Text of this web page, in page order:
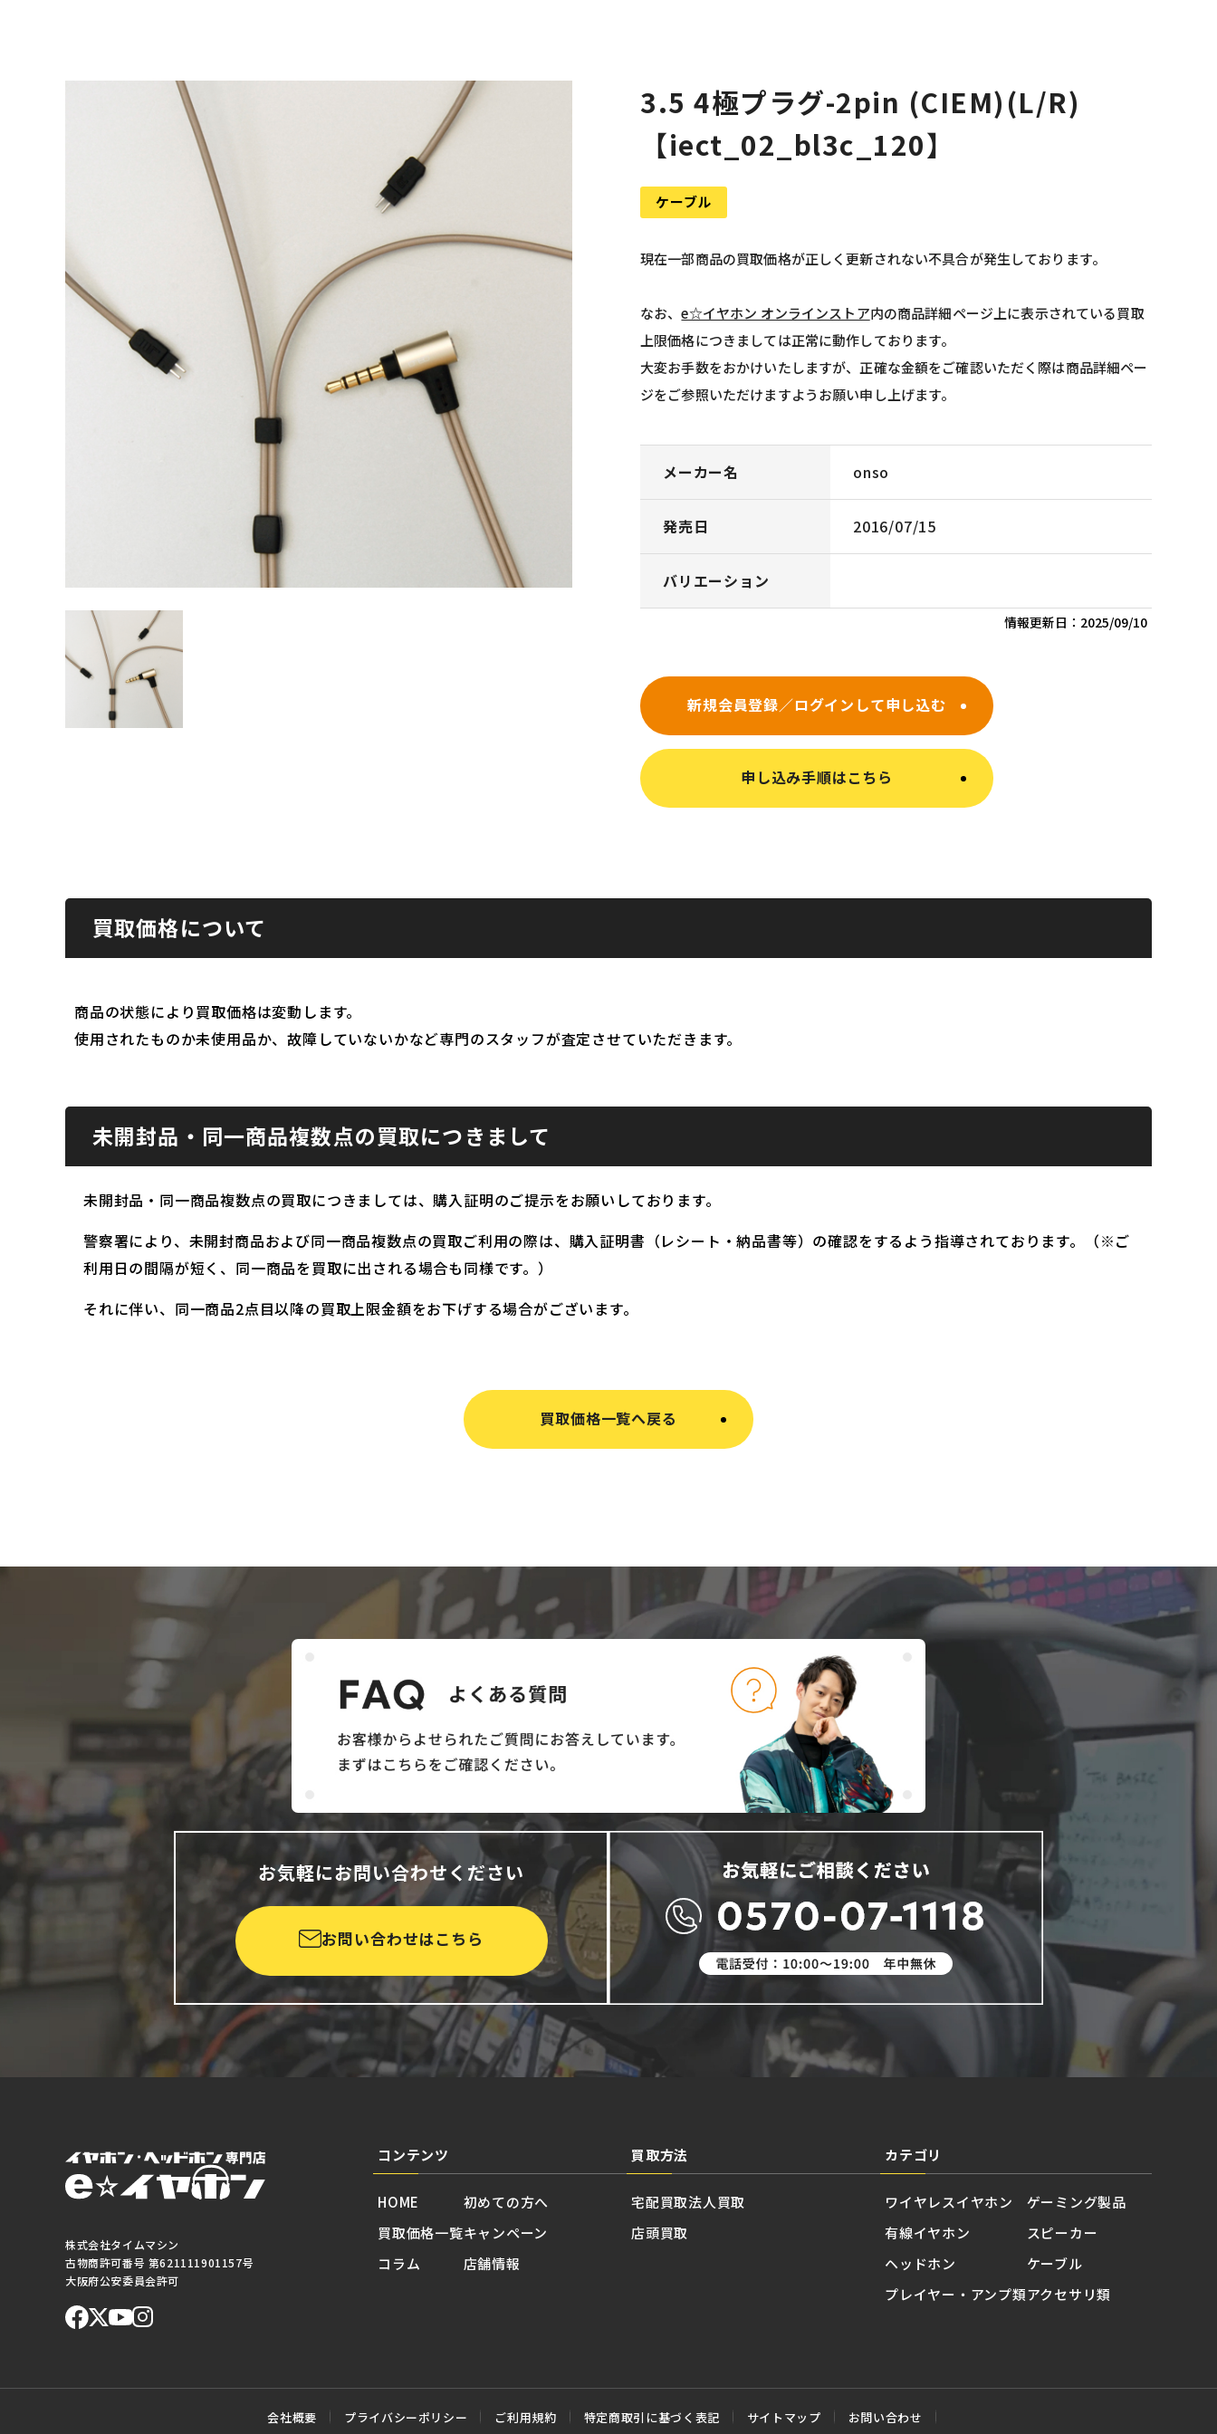
3.5 4極プラグ-2pin (CIEM)(L/R)
【iect_02_bl3c_120】
ケーブル
現在一部商品の買取価格が正しく更新されない不具合が発生しております。
なお、e☆イヤホン オンラインストア内の商品詳細ページ上に表示されている買取
上限価格につきましては正常に動作しております。
大変お手数をおかけいたしますが、正確な金額をご確認いただく際は商品詳細ペー
ジをご参照いただけますようお願い申し上げます。
メーカー名 onso
発売日 2016/07/15
バリエーション
情報更新日： 2025/09/10
新規会員登録／ログインして申し込む
申し込み手順はこちら
買取価格について
商品の状態により買取価格は変動します。
使用されたものか未使用品か、故障していないかなど専門のスタッフが査定させていただきます。
未開封品・同一商品複数点の買取につきまして
未開封品・同一商品複数点の買取につきましては、購入証明のご提示をお願いしております。
警察署により、未開封商品および同一商品複数点の買取ご利用の際は、購入証明書（レシート・納品書等）の確認をするよう指導されております。（※ご
利用日の間隔が短く、同一商品を買取に出される場合も同様です。）
それに伴い、同一商品2点目以降の買取上限金額をお下げする場合がございます。
買取価格一覧へ戻る
お気軽にお問い合わせください
お問い合わせはこちら
株式会社タイムマシン
古物商許可番号 第621111901157号
大阪府公安委員会許可
コンテンツ
HOME
買取価格一覧
コラム
初めての方へ
キャンペーン
店舗情報
買取方法
宅配買取
店頭買取
法人買取
カテゴリ
ワイヤレスイヤホン
有線イヤホン
ヘッドホン
プレイヤー・アンプ類
ゲーミング製品
スピーカー
ケーブル
アクセサリ類
会社概要 プライバシーポリシー ご利用規約 特定商取引に基づく表記 サイトマップ お問い合わせ